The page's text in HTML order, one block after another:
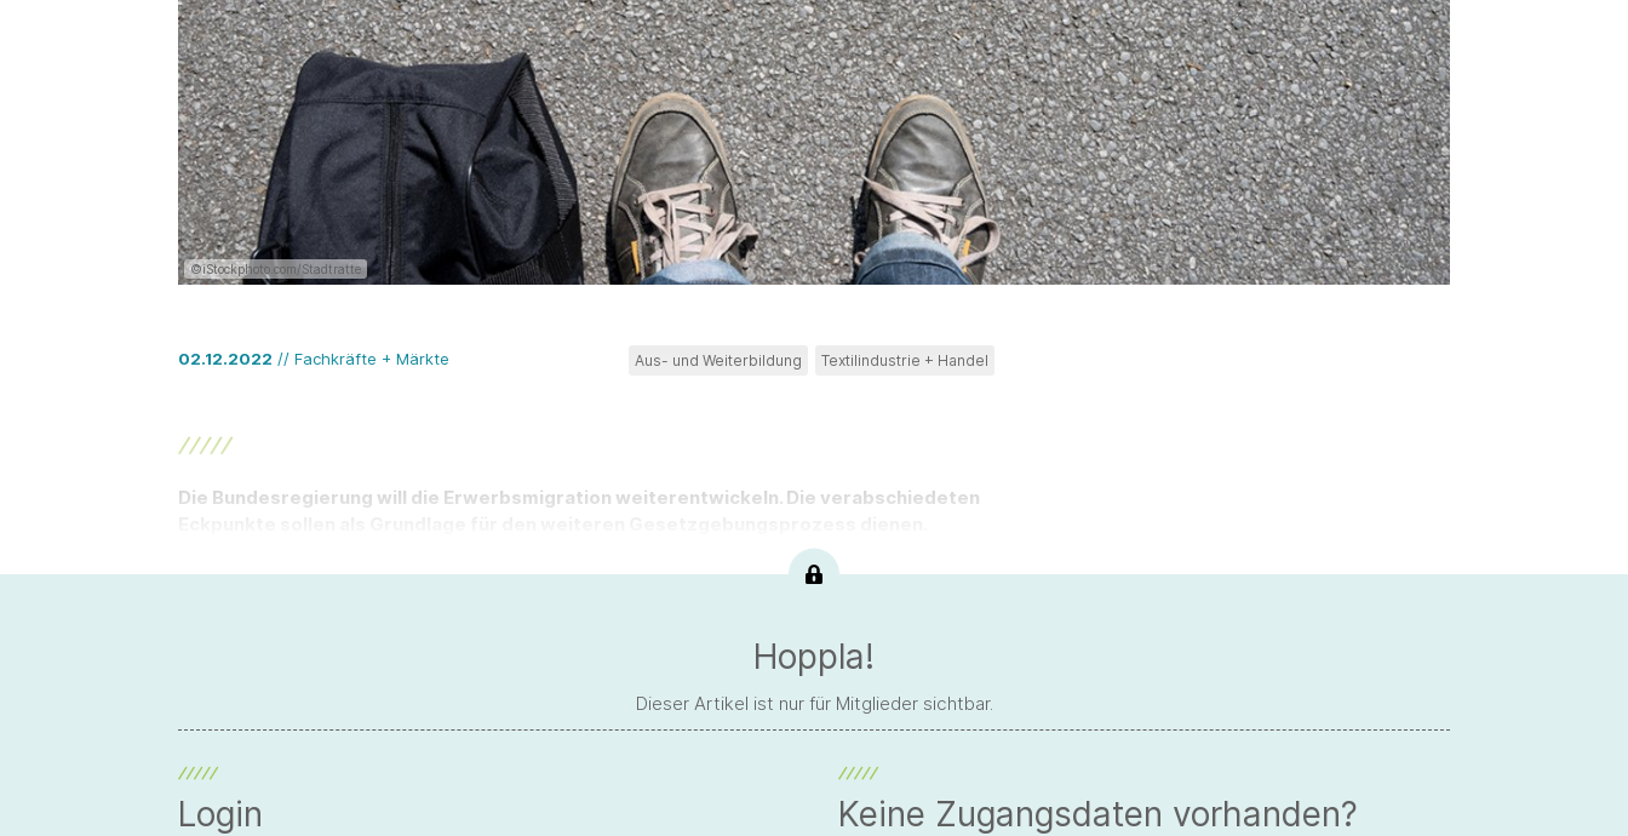
©iStockphoto.com/Stadtratte
02.12.2022 // Fachkräfte + Märkte Aus- und Weiterbildung Textilindustrie + Handel
Die Bundesregierung will die Erwerbsmigration weiterentwickeln. Die verabschiedeten
Hoppla!
Dieser Artikel ist nur für Mitglieder sichtbar.
Login Keine Zugangsdaten vorhanden?